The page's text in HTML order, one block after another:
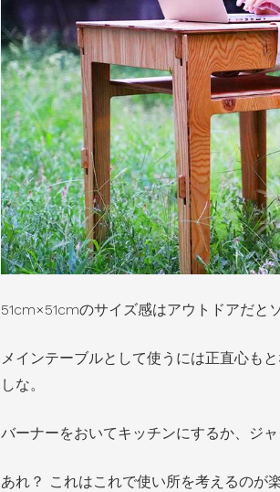
51cm×51cmのサイズ感はアウトドアだと
メインテーブルとして使うには正直心も
しな。
バーナーをおいてキッチンにするか、ジ
あれ？ これはこれで使い所を考えるのが